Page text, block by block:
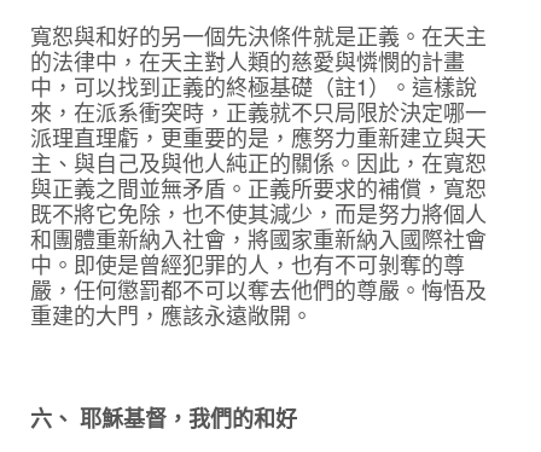
寬恕與和好的另一個先決條件就是正義。在天主
的法律中，在天主對人類的慈愛與憐憫的計畫
中，可以找到正義的終極基礎（註1）。這樣說
來，在派系衝突時，正義就不只局限於決定哪一
派理直理虧，更重要的是，應努力重新建立與天
主、與自己及與他人純正的關係。因此，在寬恕
與正義之間並無矛盾。正義所要求的補償，寬恕
既不將它免除，也不使其減少，而是努力將個人
和團體重新納入社會，將國家重新納入國際社會
中。即使是曾經犯罪的人，也有不可剝奪的尊
嚴，任何懲罰都不可以奪去他們的尊嚴。悔悟及
重建的大門，應該永遠敞開。
六、 耶穌基督，我們的和好